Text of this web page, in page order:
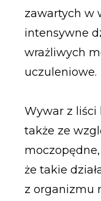
zawartych w
intensywne
wrażliwych
uczuleniowe.
Wywar z liści
także ze
że takie
z organizmu